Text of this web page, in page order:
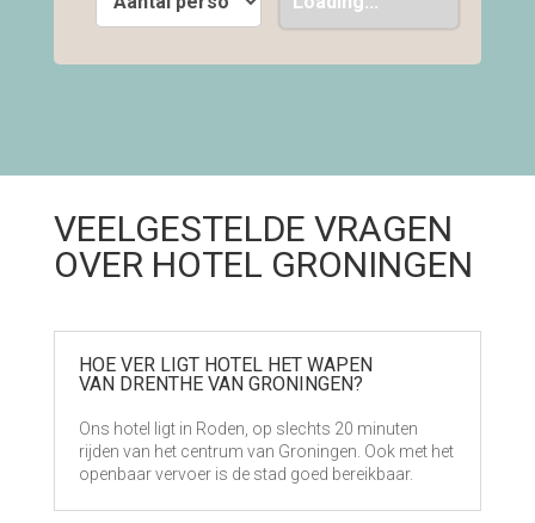
VEELGESTELDE VRAGEN
OVER HOTEL GRONINGEN
HOE VER LIGT HOTEL HET WAPEN
VAN DRENTHE VAN GRONINGEN?
Ons hotel ligt in Roden, op slechts 20 minuten
rijden van het centrum van Groningen. Ook met het
openbaar vervoer is de stad goed bereikbaar.